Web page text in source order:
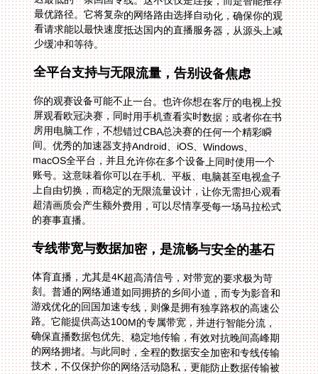
少缓冲和等待。
全平台支持与无限流量，告别设备焦虑
你的观赛设备可能不止一台。也许你想在客厅的电视上投
屏观看欧冠决赛，同时用手机查看实时数据；或者你在书
房用电脑工作，不想错过CBA总决赛的任何一个精彩瞬
间。优秀的加速器支持Android、iOS、Windows、
macOS全平台，并且允许你在多个设备上同时使用一个
账号。这意味着你可以在手机、平板、电脑甚至电视盒子
上自由切换，而稳定的无限流量设计，让你无需担心观看
超清画质会产生额外费用，可以尽情享受每一场马拉松式
的赛事直播。
专线带宽与数据加密，是流畅与安全的基石
体育直播，尤其是4K超高清信号，对带宽的要求极为苛
刻。普通的网络通道如同拥挤的乡间小道，而专为影音和
游戏优化的回国加速专线，则像是拥有独享路权的高速公
路。它能提供高达100M的专属带宽，并进行智能分流，
确保直播数据包优先、稳定地传输，有效对抗晚间高峰期
的网络拥堵。与此同时，全程的数据安全加密和专线传输
技术，不仅保护你的网络活动隐私，更能防止数据传输被